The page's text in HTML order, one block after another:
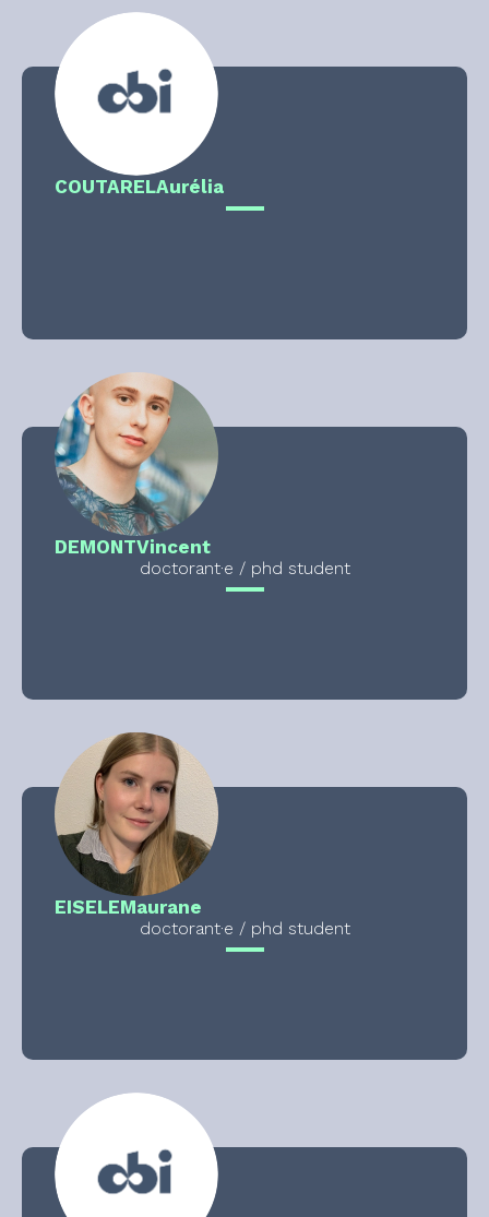
COUTARELAurélia
DEMONTVincent
doctorant·e / phd student
EISELEMaurane
doctorant·e / phd student